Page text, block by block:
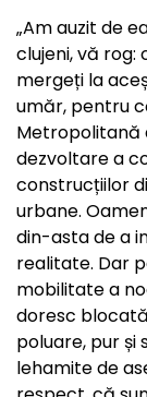
„Am auzit de
clujeni, vă
mergeți la
umăr, pentru
Metropolitană
dezvoltare a
construcțiilor
urbane.
din-asta de a
realitate. Dar
mobilitate a
doresc
poluare, pur și
lehamite de